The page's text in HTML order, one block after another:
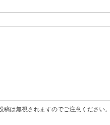
稿は無視されますのでご注意ください